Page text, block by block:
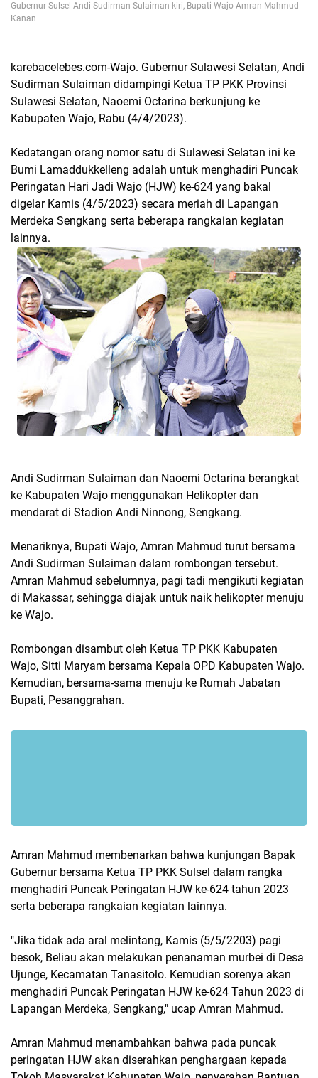
Gubernur Sulsel Andi Sudirman Sulaiman kiri, Bupati Wajo Amran Mahmud
Kanan
karebacelebes.com-Wajo. Gubernur Sulawesi Selatan, Andi
Sudirman Sulaiman didampingi Ketua TP PKK Provinsi
Sulawesi Selatan, Naoemi Octarina berkunjung ke
Kabupaten Wajo, Rabu (4/4/2023).
Kedatangan orang nomor satu di Sulawesi Selatan ini ke
Bumi Lamaddukkelleng adalah untuk menghadiri Puncak
Peringatan Hari Jadi Wajo (HJW) ke-624 yang bakal
digelar Kamis (4/5/2023) secara meriah di Lapangan
Merdeka Sengkang serta beberapa rangkaian kegiatan
lainnya.
Andi Sudirman Sulaiman dan Naoemi Octarina berangkat
ke Kabupaten Wajo menggunakan Helikopter dan
mendarat di Stadion Andi Ninnong, Sengkang.
Menariknya, Bupati Wajo, Amran Mahmud turut bersama
Andi Sudirman Sulaiman dalam rombongan tersebut.
Amran Mahmud sebelumnya, pagi tadi mengikuti kegiatan
di Makassar, sehingga diajak untuk naik helikopter menuju
ke Wajo.
Rombongan disambut oleh Ketua TP PKK Kabupaten
Wajo, Sitti Maryam bersama Kepala OPD Kabupaten Wajo.
Kemudian, bersama-sama menuju ke Rumah Jabatan
Bupati, Pesanggrahan.
Amran Mahmud membenarkan bahwa kunjungan Bapak
Gubernur bersama Ketua TP PKK Sulsel dalam rangka
menghadiri Puncak Peringatan HJW ke-624 tahun 2023
serta beberapa rangkaian kegiatan lainnya.
"Jika tidak ada aral melintang, Kamis (5/5/2203) pagi
besok, Beliau akan melakukan penanaman murbei di Desa
Ujunge, Kecamatan Tanasitolo. Kemudian sorenya akan
menghadiri Puncak Peringatan HJW ke-624 Tahun 2023 di
Lapangan Merdeka, Sengkang," ucap Amran Mahmud.
Amran Mahmud menambahkan bahwa pada puncak
peringatan HJW akan diserahkan penghargaan kepada